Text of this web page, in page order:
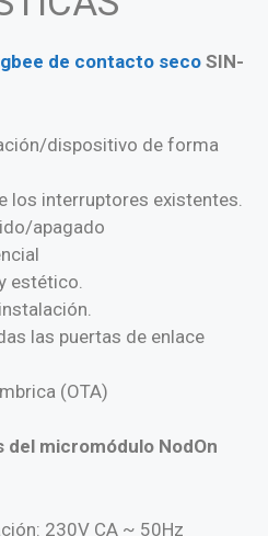
de contacto seco SIN-
dispositivo de forma
los interruptores existentes.
apagado
estético.
las puertas de enlace
(OTA)
micromódulo NodOn
230V CA ~ 50Hz